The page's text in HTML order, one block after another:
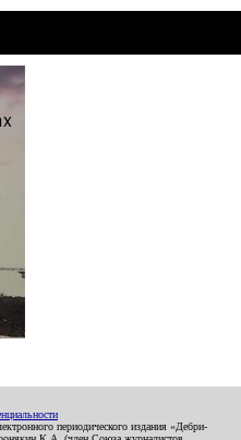
периодического издания «Дебри-